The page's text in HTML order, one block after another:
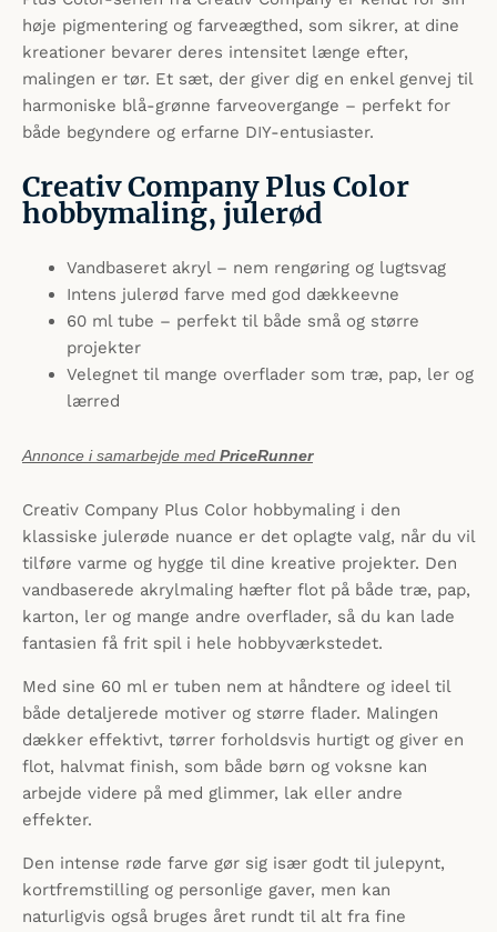
høje pigmentering og farveægthed, som sikrer, at dine
kreationer bevarer deres intensitet længe efter,
malingen er tør. Et sæt, der giver dig en enkel genvej til
harmoniske blå-grønne farveovergange – perfekt for
både begyndere og erfarne DIY-entusiaster.
Creativ Company Plus Color
hobbymaling, julerød
Vandbaseret akryl – nem rengøring og lugtsvag
Intens julerød farve med god dækkeevne
60 ml tube – perfekt til både små og større
projekter
Velegnet til mange overflader som træ, pap, ler og
lærred
Annonce i samarbejde med PriceRunner
Creativ Company Plus Color hobbymaling i den
klassiske julerøde nuance er det oplagte valg, når du vil
tilføre varme og hygge til dine kreative projekter. Den
vandbaserede akrylmaling hæfter flot på både træ, pap,
karton, ler og mange andre overflader, så du kan lade
fantasien få frit spil i hele hobbyværkstedet.
Med sine 60 ml er tuben nem at håndtere og ideel til
både detaljerede motiver og større flader. Malingen
dækker effektivt, tørrer forholdsvis hurtigt og giver en
flot, halvmat finish, som både børn og voksne kan
arbejde videre på med glimmer, lak eller andre
effekter.
Den intense røde farve gør sig især godt til julepynt,
kortfremstilling og personlige gaver, men kan
naturligvis også bruges året rundt til alt fra fine